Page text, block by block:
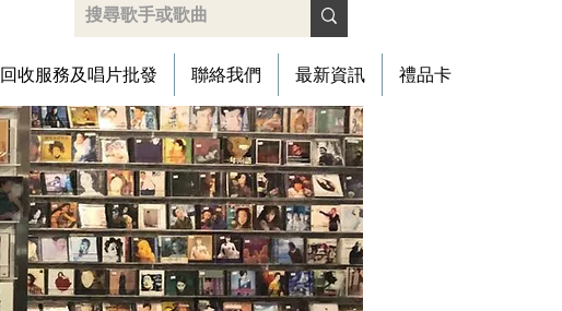
回收服務及唱片批發 聯絡我們 最新資訊 禮品卡